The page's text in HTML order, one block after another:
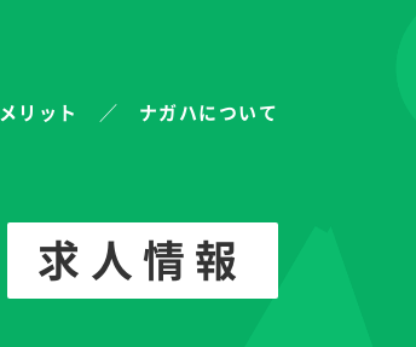
リット ナガハについて
求人情報